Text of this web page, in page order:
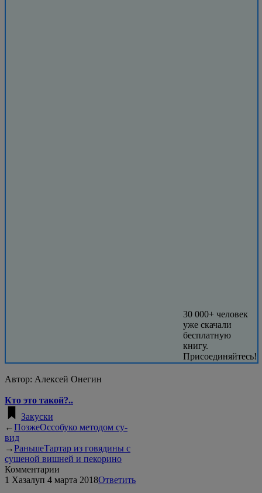
30 000+ человек
уже скачали
бесплатную
книгу.
Присоединяйтесь!
Автор: Алексей Онегин
Кто это такой?..
Закуски
←ПозжеОссобуко методом су-
вид
→РаньшеТартар из говядины с
сушеной вишней и пекорино
Комментарии
1 Хазалуп 4 марта 2018Ответить